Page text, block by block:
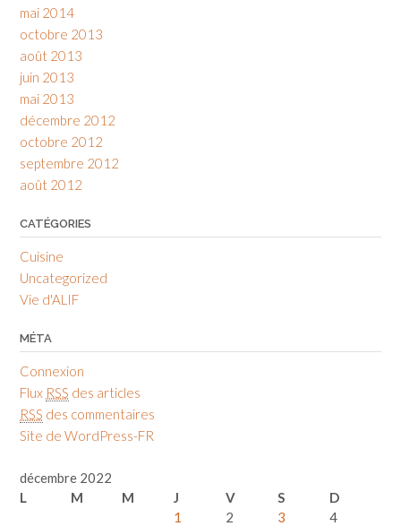
mai 2014
octobre 2013
août 2013
juin 2013
mai 2013
décembre 2012
octobre 2012
septembre 2012
août 2012
CATÉGORIES
Cuisine
Uncategorized
Vie d'ALIF
MÉTA
Connexion
Flux RSS des articles
RSS des commentaires
Site de WordPress-FR
décembre 2022
L
M M J V S
D
1
2 3 4